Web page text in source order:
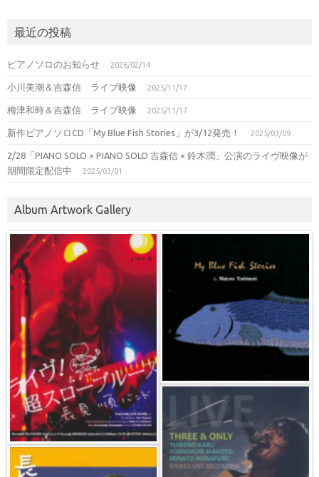
最近の投稿
ピアノソロのお知らせ 2026/02/14
小川美潮＆吉森信 ライブ映像 2025/11/17
梅津和時＆吉森信 ライブ映像 2025/11/17
新作ピアノソロCD「My Blue Fish Stories」が3/12発売！ 2025/03/09
2/28「PIANO SOLO × PIANO SOLO 吉森信 × 鈴木潤」公演のライヴ映像が
期間限定配信中
2025/03/01
Album Artwork Gallery